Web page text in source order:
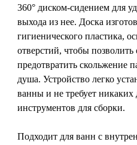
360° диском-сидением для
выхода из нее. Доска
гигиенического пластика,
отверстий, чтобы позволить
предотвратить скольжение
душа. Устройство легко
ванны и не требует
инструментов для сборки.
Подходит для ванн с